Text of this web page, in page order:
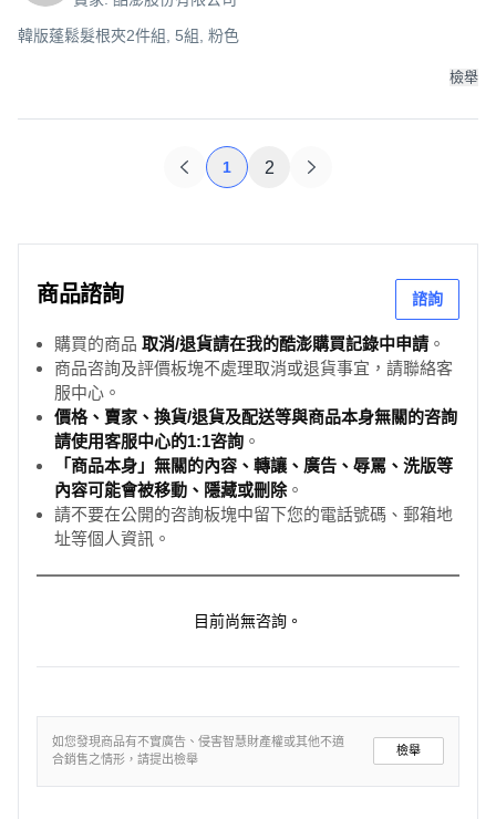
韓版蓬鬆髮根夾2件組, 5組, 粉色
檢舉
1 2
商品諮詢 諮詢
購買的商品 取消/退貨請在我的酷澎購買記錄中申請 。
商品咨詢及評價板塊不處理取消或退貨事宜，請聯絡客
服中心。
價格、賣家、換貨/退貨及配送等與商品本身無關的咨詢
請使用客服中心的1:1咨詢 。
「商品本身」無關的內容、轉讓、廣告、辱罵、洗版等
內容可能會被移動、隱藏或刪除。
請不要在公開的咨詢板塊中留下您的電話號碼、郵箱地
址等個人資訊。
目前尚無咨詢。
如您發現商品有不實廣告、侵害智慧財產權或其他不適
合銷售之情形，請提出檢舉
檢舉